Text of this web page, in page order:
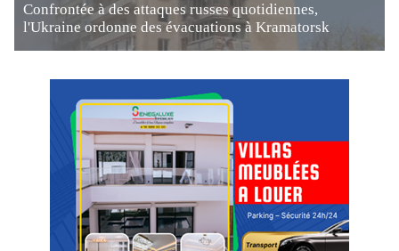
Confrontée à des attaques russes quotidiennes,
l'Ukraine ordonne des évacuations à Kramatorsk